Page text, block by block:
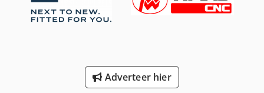
profielen)
Adverteer hier